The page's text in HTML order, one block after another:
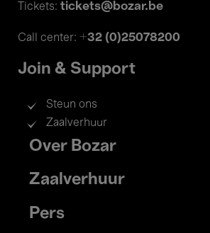
Tickets: tickets@bozar.be
Call center: +32 (0)25078200
Join & Support
Steun ons
Zaalverhuur
Footer
menu
Over Bozar
Zaalverhuur
Pers